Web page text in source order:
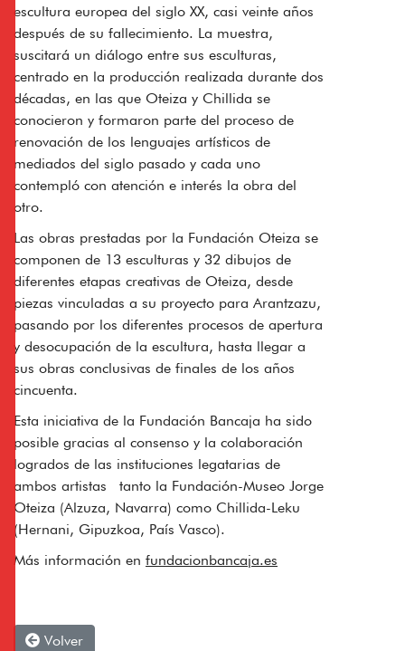
escultura europea del siglo XX, casi veinte años
después de su fallecimiento. La muestra,
suscitará un diálogo entre sus esculturas,
centrado en la producción realizada durante dos
décadas, en las que Oteiza y Chillida se
conocieron y formaron parte del proceso de
renovación de los lenguajes artísticos de
mediados del siglo pasado y cada uno
contempló con atención e interés la obra del
otro.
Las obras prestadas por la Fundación Oteiza se
componen de 13 esculturas y 32 dibujos de
diferentes etapas creativas de Oteiza, desde
piezas vinculadas a su proyecto para Arantzazu,
pasando por los diferentes procesos de apertura
y desocupación de la escultura, hasta llegar a
sus obras conclusivas de finales de los años
cincuenta.
Esta iniciativa de la Fundación Bancaja ha sido
posible gracias al consenso y la colaboración
logrados de las instituciones legatarias de
ambos artistas tanto la Fundación-Museo Jorge
Oteiza (Alzuza, Navarra) como Chillida-Leku
(Hernani, Gipuzkoa, País Vasco).
Más información en fundacionbancaja.es
Volver